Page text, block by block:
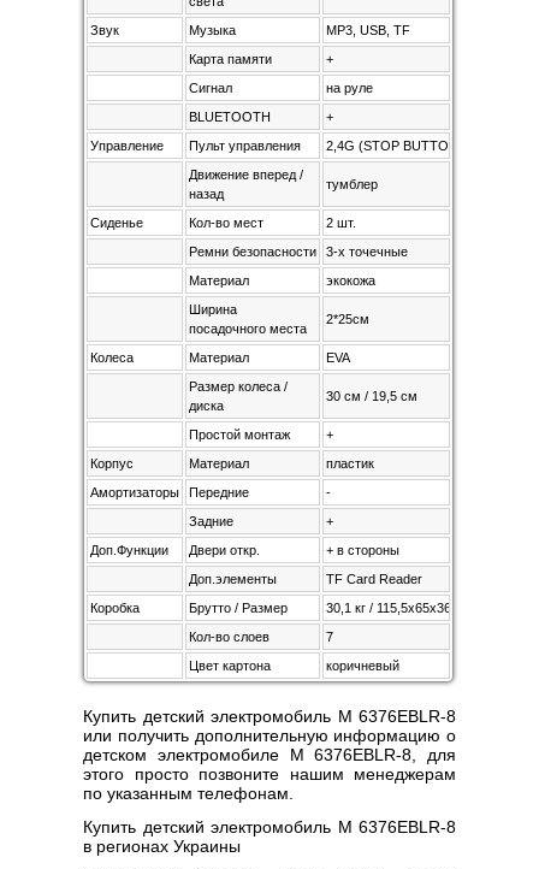
Звук
Музыка
MP3, USB, TF
Карта памяти
+
Сигнал
на руле
BLUETOOTH
+
Управление
Пульт управления
2,4G (STOP BUTTON)
Движение вперед /
назад
тумблер
Сиденье Кол-во мест
2 шт.
Ремни безопасности
3-х точечные
Материал
экокожа
Ширина
посадочного места
2*25см
Колеса Материал
EVA
Размер колеса /
диска
30 см / 19,5 см
Простой монтаж
+
Корпус
Материал
пластик
Амортизаторы
Передние
-
Задние
+
Доп.Функции
Двери откр.
+ в стороны
Доп.элементы
TF Card Reader
Коробка
Брутто / Размер
30,1 кг / 115,5х65х36,5 см
Кол-во слоев
7
Цвет картона
коричневый
Купить детский электромобиль M 6376EBLR-8
или получить дополнительную информацию о
детском электромобиле M 6376EBLR-8, для
этого просто позвоните нашим менеджерам
по указанным телефонам.
Купить детский электромобиль M 6376EBLR-8
в регионах Украины